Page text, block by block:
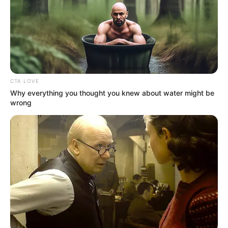
La fuga de "Pichi" ha desatado una nueva ola de críticas
en Medellín, especialmente por parte del alcalde Federico
Gutiérrez, quien ha cuestionado duramente la decisión
judicial de otorgarle el beneficio de la prisión domiciliaria.
Más información:Increíble: 30 personas en líos jurídicos
por comprar motos robadas en Medellín
Recordemos que la Gobernación de Santander ofrece una
recompensa de $150 millones por información que
permita dar con el paradero de Camargo, quien es
considerado uno de los principales líderes del
microtráfico en Bucaramanga. Esta es la quinta vez que
Pichi" logra evadir a la justicia, generando indignación
ciudadana y poniendo en entredicho la efectividad del
sistema judicial.
La mansión de alias Pichi en Medellín
CTA LOVE
Why everything you thought you knew about water might be
wrong